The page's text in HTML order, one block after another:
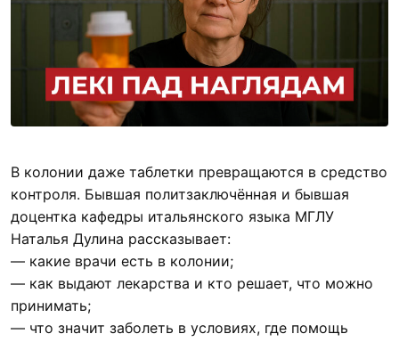
В колонии даже таблетки превращаются в средство
контроля. Бывшая политзаключённая и бывшая
доцентка кафедры итальянского языка МГЛУ
Наталья Дулина рассказывает:
— какие врачи есть в колонии;
— как выдают лекарства и кто решает, что можно
принимать;
— что значит заболеть в условиях, где помощь